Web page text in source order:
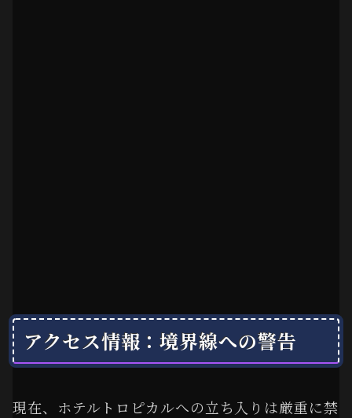
アクセス情報：境界線への警告
現在、ホテルトロピカルへの立ち入りは厳重に禁